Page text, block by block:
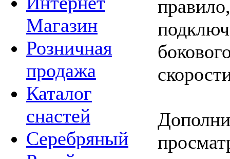
Магазин
Розничная
продажа
Каталог
снастей
Серебряный